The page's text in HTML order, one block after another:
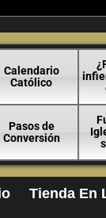
Calendario
Católico
Pasos de
Conversión
Tienda En